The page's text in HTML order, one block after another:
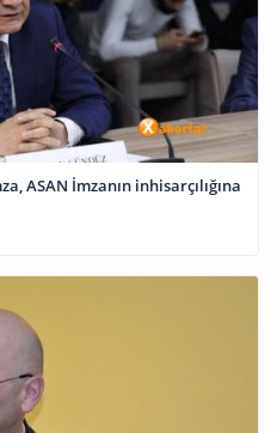
ASAN İmzanın inhisarçılığına